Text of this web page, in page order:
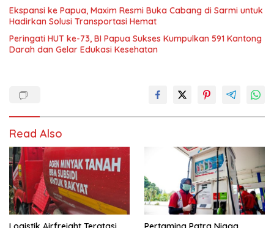
Ekspansi ke Papua, Maxim Resmi Buka Cabang di Sarmi untuk
Hadirkan Solusi Transportasi Hemat
Peringati HUT ke-73, BI Papua Sukses Kumpulkan 591 Kantong
Darah dan Gelar Edukasi Kesehatan
Read Also